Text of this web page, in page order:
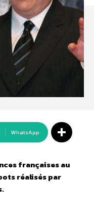
WhatsApp
françaises au
réalisés par